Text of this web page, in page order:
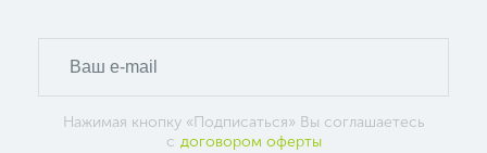
Нажимая кнопку «Подписаться» Вы соглашаетесь
с договором оферты